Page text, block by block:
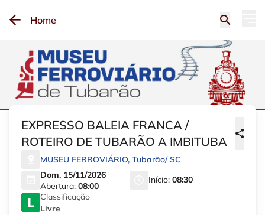
Home
EXPRESSO BALEIA FRANCA /
ROTEIRO DE TUBARÃO A IMBITUBA
MUSEU FERROVIÁRIO, Tubarão/SC
Dom, 15/11/2026
Abertura: 08:00
Início: 08:30
Classificação
Livre